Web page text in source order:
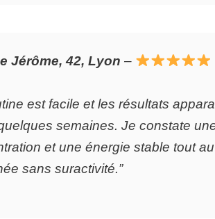
Jérôme, 42, Lyon –
est facile et les résultats
semaines. Je constate
et une énergie stable tout
sans suractivité.”